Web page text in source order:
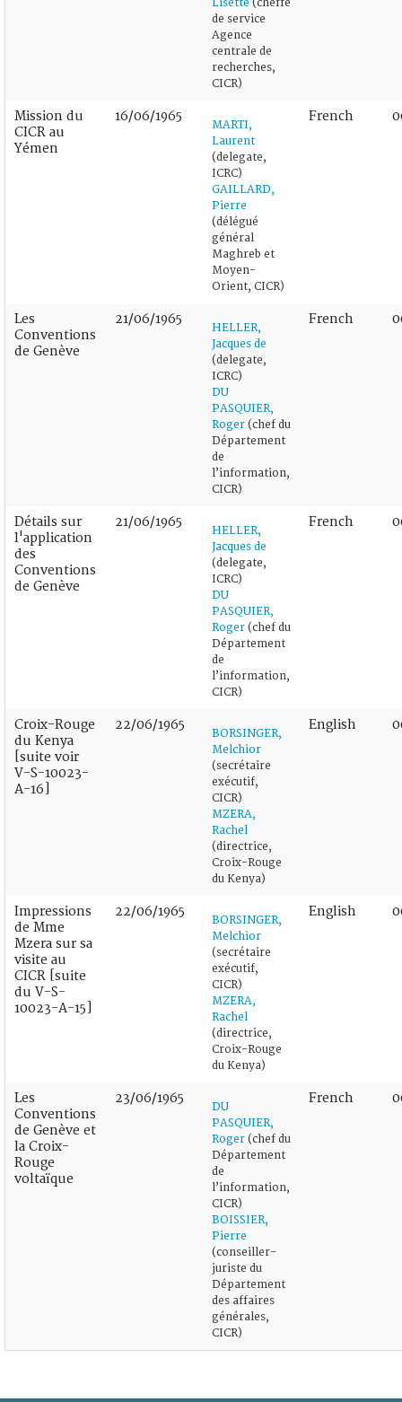
Lisette (cheffe
de service
Agence
centrale de
recherches,
CICR)
Mission du
CICR au
Yémen
16/06/1965
MARTI,
Laurent
(delegate,
ICRC)
GAILLARD,
Pierre
(délégué
général
Maghreb et
Moyen-
Orient, CICR)
French
Les
Conventions
de Genève
21/06/1965
HELLER,
Jacques de
(delegate,
ICRC)
DU
PASQUIER,
Roger (chef du
Département
de
l’information,
CICR)
French
Détails sur
l'application
des
Conventions
de Genève
21/06/1965
HELLER,
Jacques de
(delegate,
ICRC)
DU
PASQUIER,
Roger (chef du
Département
de
l’information,
CICR)
French
Croix-Rouge
du Kenya
[suite voir
V-S-10023-
A-16]
22/06/1965
BORSINGER,
Melchior
(secrétaire
exécutif,
CICR)
MZERA,
Rachel
(directrice,
Croix-Rouge
du Kenya)
English
Impressions
de Mme
Mzera sur sa
visite au
CICR [suite
du V-S-
10023-A-15]
22/06/1965
BORSINGER,
Melchior
(secrétaire
exécutif,
CICR)
MZERA,
Rachel
(directrice,
Croix-Rouge
du Kenya)
English
Les
Conventions
de Genève et
la Croix-
Rouge
voltaïque
23/06/1965
DU
PASQUIER,
Roger (chef du
Département
de
l’information,
CICR)
BOISSIER,
Pierre
(conseiller-
juriste du
Département
des affaires
générales,
CICR)
French